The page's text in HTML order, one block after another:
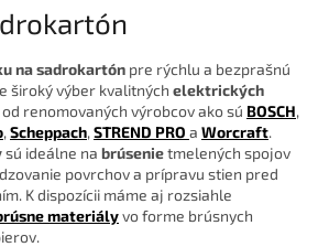
na sadrokartón pre rýchlu a bezprašnú
široký výber kvalitných elektrických
od renomovaných výrobcov ako sú BOSCH,
, Scheppach, STREND PRO a Worcraft.
sú ideálne na brúsenietmelených spojov
povrchov a prípravu stien pred
K dispozícii máme aj rozsiahle
materiályvo forme brúsnych